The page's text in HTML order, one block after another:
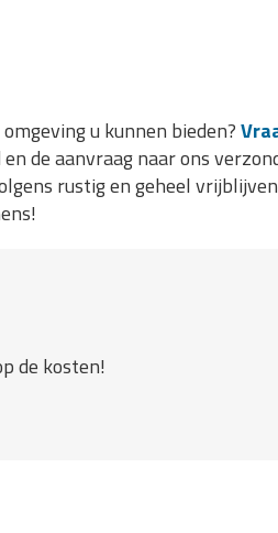
u kunnen bieden?
de aanvraag naar ons
rustig en geheel
de kosten!